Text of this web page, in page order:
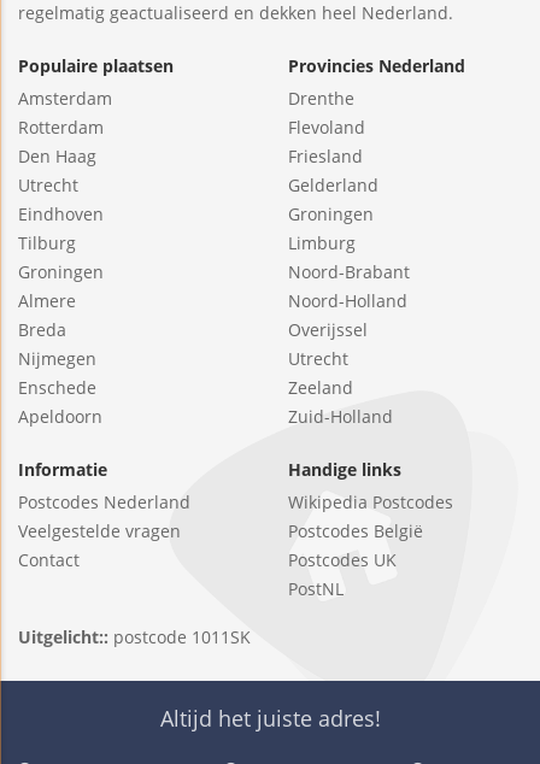
regelmatig geactualiseerd en dekken heel Nederland.
Populaire plaatsen
Amsterdam
Rotterdam
Den Haag
Utrecht
Eindhoven
Tilburg
Groningen
Almere
Breda
Nijmegen
Enschede
Apeldoorn
Provincies Nederland
Drenthe
Flevoland
Friesland
Gelderland
Groningen
Limburg
Noord-Brabant
Noord-Holland
Overijssel
Utrecht
Zeeland
Zuid-Holland
Informatie
Postcodes Nederland
Veelgestelde vragen
Contact
Handige links
Wikipedia Postcodes
Postcodes België
Postcodes UK
PostNL
Uitgelicht:: postcode 1011SK
Altijd het juiste adres!